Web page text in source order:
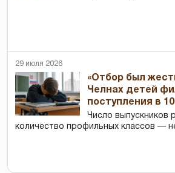
29 июля 2026
«Отбор был
Челнах детей
поступления в
Число выпускников
количество профильных классов —